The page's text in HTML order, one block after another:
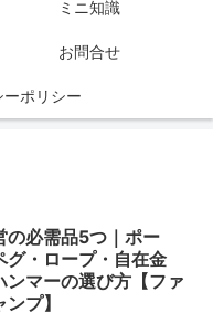
ミニ知識
お問合せ
ポリシー
の必需品5つ｜ポー
グ・ロープ・自在金
ンマーの選び方【ファ
プ】